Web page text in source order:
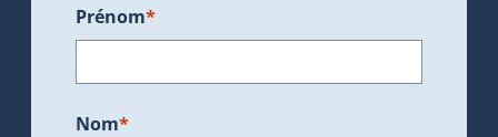
Prénom*
Nom*